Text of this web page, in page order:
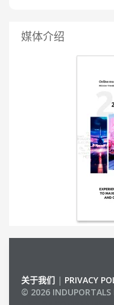
媒体介绍
关于我们 | PRIVACY
© 2026 INDUPORTALS